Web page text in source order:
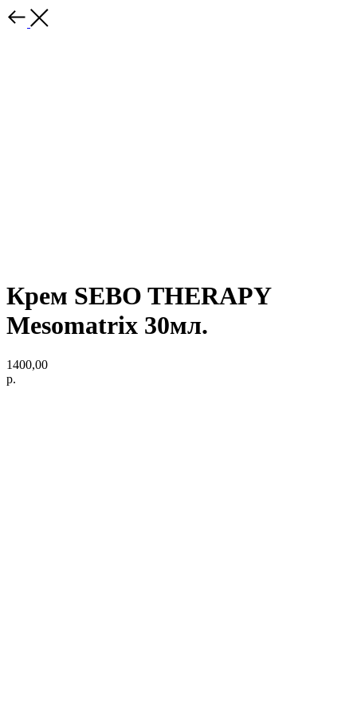
Крем SEBO THERAPY
Mesomatrix 30мл.
1400,00
р.